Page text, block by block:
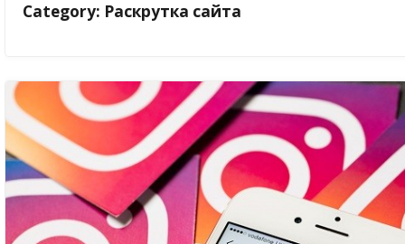
Category: Раскрутка сайта